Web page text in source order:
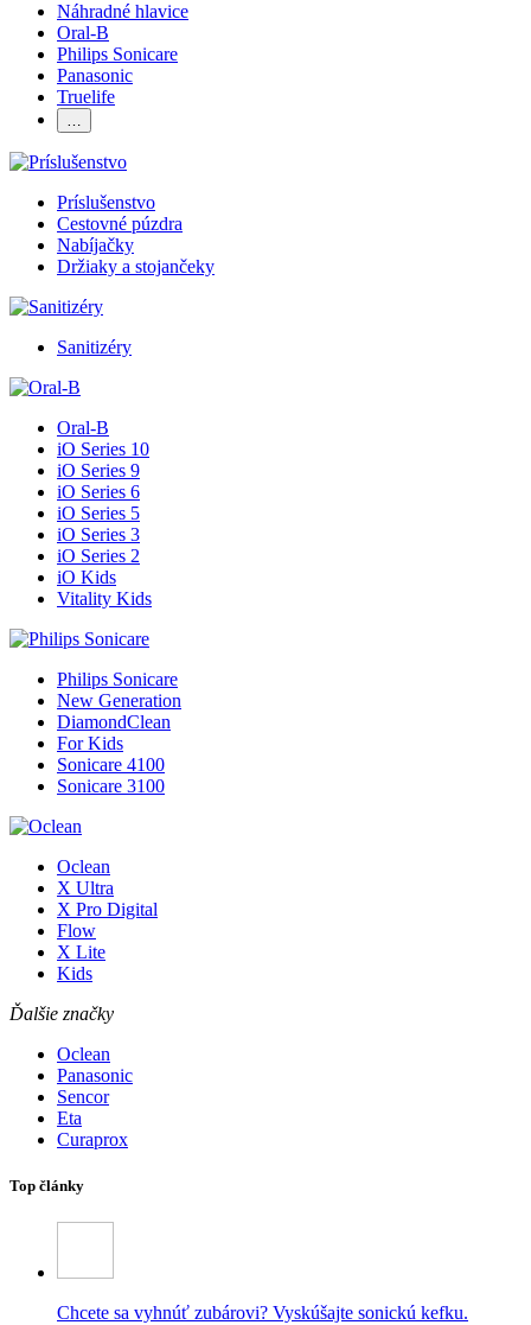
Náhradné hlavice
Oral-B
Philips Sonicare
Panasonic
Truelife
…
Príslušenstvo
Cestovné púzdra
Nabíjačky
Držiaky a stojančeky
Sanitizéry
Oral-B
iO Series 10
iO Series 9
iO Series 6
iO Series 5
iO Series 3
iO Series 2
iO Kids
Vitality Kids
Philips Sonicare
New Generation
DiamondClean
For Kids
Sonicare 4100
Sonicare 3100
Oclean
X Ultra
X Pro Digital
Flow
X Lite
Kids
Ďalšie značky
Oclean
Panasonic
Sencor
Eta
Curaprox
Top články
Chcete sa vyhnúť zubárovi? Vyskúšajte sonickú kefku.